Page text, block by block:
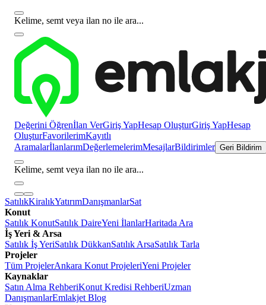
Kelime, semt veya ilan no ile ara...
Değerini Öğrenİlan VerGiriş YapHesap OluşturGiriş YapHesap
OluşturFavorilerimKayıtlı
AramalarİlanlarımDeğerlemelerimMesajlarBildirimler Geri Bildirim
Kelime, semt veya ilan no ile ara...
SatılıkKiralıkYatırımDanışmanlarSat
Konut
Satılık KonutSatılık DaireYeni İlanlarHaritada Ara
İş Yeri & Arsa
Satılık İş YeriSatılık DükkanSatılık ArsaSatılık Tarla
Projeler
Tüm ProjelerAnkara Konut ProjeleriYeni Projeler
Kaynaklar
Satın Alma RehberiKonut Kredisi RehberiUzman
DanışmanlarEmlakjet Blog